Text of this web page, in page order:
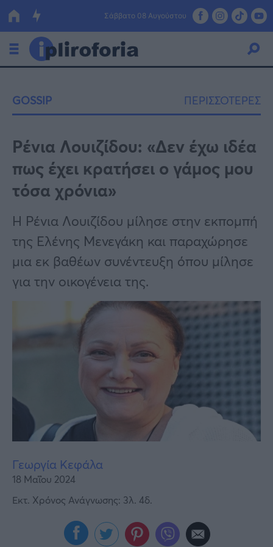
Σάββατο 08 Αυγούστου
Οικονομία
Πολιτική
Τράπεζες
Επιδοτήσεις
ΕΣΠΑ
Κόσμος
Lifestyle
Αθλητικά
Υγεία
Καιρός
GOSSIP ΠΕΡΙΣΣΟΤΕΡΕΣ
Ρένια Λουιζίδου: «Δεν έχω ιδέα
πως έχει κρατήσει ο γάμος μου
τόσα χρόνια»
Η Ρένια Λουιζίδου μίλησε στην εκπομπή
της Ελένης Μενεγάκη και παραχώρησε
μια εκ βαθέων συνέντευξη όπου μίλησε
για την οικογένεια της.
Γεωργία Κεφάλα
18 Μαΐου 2024
Εκτ. Χρόνος Ανάγνωσης: 3λ. 4δ.